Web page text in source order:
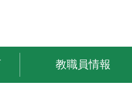
教職員情報